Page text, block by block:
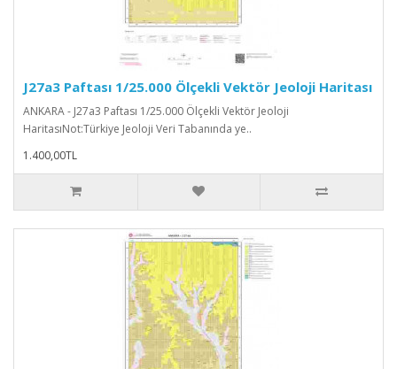
J27a3 Paftası 1/25.000 Ölçekli Vektör Jeoloji Haritası
ANKARA - J27a3 Paftası 1/25.000 Ölçekli Vektör Jeoloji
HaritasıNot:Türkiye Jeoloji Veri Tabanında ye..
1.400,00TL